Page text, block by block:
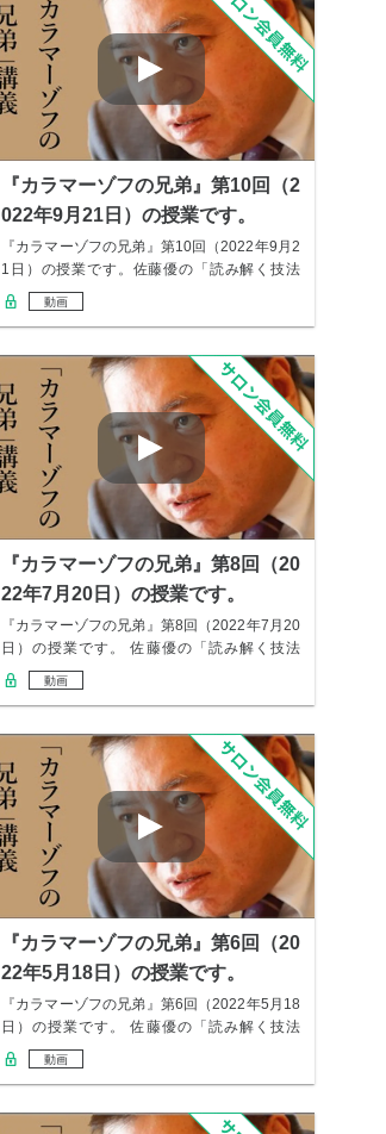
『カラマーゾフの兄弟』第10回（2
022年9月21日）の授業です。
『カラマーゾフの兄弟』第10回（2022年9月2
1日）の授業です。佐藤優の「読み解く技法
教…
動画
『カラマーゾフの兄弟』第8回（20
22年7月20日）の授業です。
『カラマーゾフの兄弟』第8回（2022年7月20
日）の授業です。 佐藤優の「読み解く技法
教…
動画
『カラマーゾフの兄弟』第6回（20
22年5月18日）の授業です。
『カラマーゾフの兄弟』第6回（2022年5月18
日）の授業です。 佐藤優の「読み解く技法
教…
動画